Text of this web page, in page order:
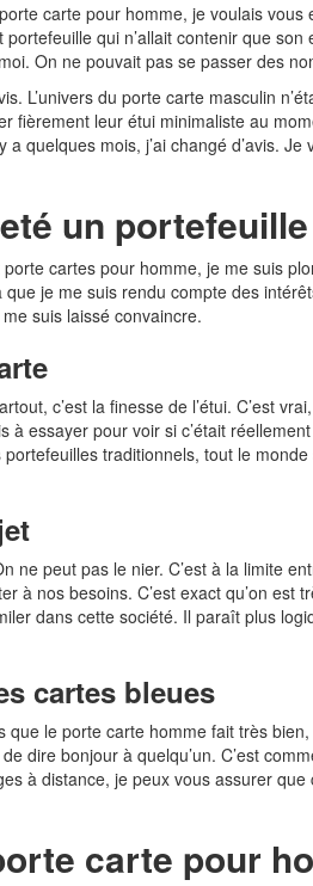
carte pour homme, je voulais
qui n’allait contenir que
On ne pouvait pas se passer des
L’univers du porte carte masculin
fièrement leur étui minimaliste au
quelques mois, j’ai changé d’avis.
un
porte cartes pour homme, je me suis
je me suis rendu compte des
suis laissé convaincre.
c’est la finesse de l’étui. C’est
à essayer pour voir si c’était
traditionnels, tout le
ne peut pas le nier. C’est à la limite
à nos besoins. C’est exact qu’on
dans cette société. Il paraît plus
cartes bleues
que le porte carte homme fait très
dire bonjour à quelqu’un. C’est
à distance, je peux vous assurer
carte pour